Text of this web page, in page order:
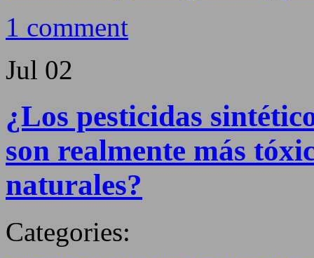
1 comment
Jul 02
¿Los pesticidas
son realmente más
naturales?
Categories: